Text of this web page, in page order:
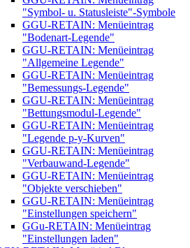
"Symbol- u. Statusleiste"-Symbole
GGU-RETAIN: Menüeintrag
"Bodenart-Legende"
GGU-RETAIN: Menüeintrag
"Allgemeine Legende"
GGU-RETAIN: Menüeintrag
"Bemessungs-Legende"
GGU-RETAIN: Menüeintrag
"Bettungsmodul-Legende"
GGU-RETAIN: Menüeintrag
"Legende p-y-Kurven"
GGU-RETAIN: Menüeintrag
"Verbauwand-Legende"
GGU-RETAIN: Menüeintrag
"Objekte verschieben"
GGU-RETAIN: Menüeintrag
"Einstellungen speichern"
GGu-RETAIN: Menüeintrag
"Einstellungen laden"